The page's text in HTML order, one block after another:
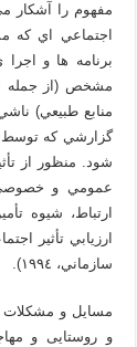
مفهوم را آشکار
اجتماعي اي که
برنامه ها و
مشخص (از جمله
گزارشي که توسط
شود. منظور از
عمومي و
ارتباط، شيوه
ارزيابي تأثير
سازماني، ١٩٩٤).
مسایل و مشکلات
و روستایی و